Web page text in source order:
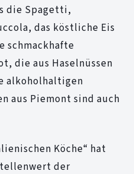
die Spagetti,
das köstliche Eis
schmackhafte
die aus Haselnüssen
alkoholhaltigen
aus Piemont sind auch
Köche“ hat
der